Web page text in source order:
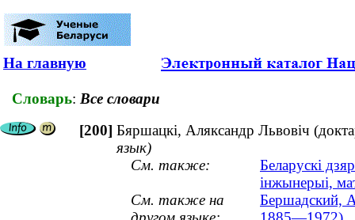
На главную
Словарь: Все словари
[200] Бяршацкі, Аляксандр Львовіч
язык)
См. также:
Беларускі
інжынерыі,
См. также на
Бершадский,